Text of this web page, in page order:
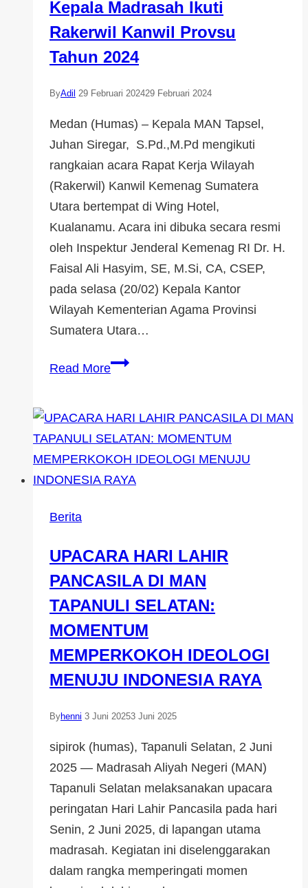
Kepala Madrasah Ikuti
Rakerwil Kanwil Provsu
Tahun 2024
ByAdil 29 Februari 202429 Februari 2024
Medan (Humas) – Kepala MAN Tapsel,
Juhan Siregar, S.Pd.,M.Pd mengikuti
rangkaian acara Rapat Kerja Wilayah
(Rakerwil) Kanwil Kemenag Sumatera
Utara bertempat di Wing Hotel,
Kualanamu. Acara ini dibuka secara resmi
oleh Inspektur Jenderal Kemenag RI Dr. H.
Faisal Ali Hasyim, SE, M.Si, CA, CSEP,
pada selasa (20/02) Kepala Kantor
Wilayah Kementerian Agama Provinsi
Sumatera Utara…
Read More
Berita
UPACARA HARI LAHIR
PANCASILA DI MAN
TAPANULI SELATAN:
MOMENTUM
MEMPERKOKOH IDEOLOGI
MENUJU INDONESIA RAYA
Byhenni 3 Juni 20253 Juni 2025
sipirok (humas), Tapanuli Selatan, 2 Juni
2025 — Madrasah Aliyah Negeri (MAN)
Tapanuli Selatan melaksanakan upacara
peringatan Hari Lahir Pancasila pada hari
Senin, 2 Juni 2025, di lapangan utama
madrasah. Kegiatan ini diselenggarakan
dalam rangka memperingati momen